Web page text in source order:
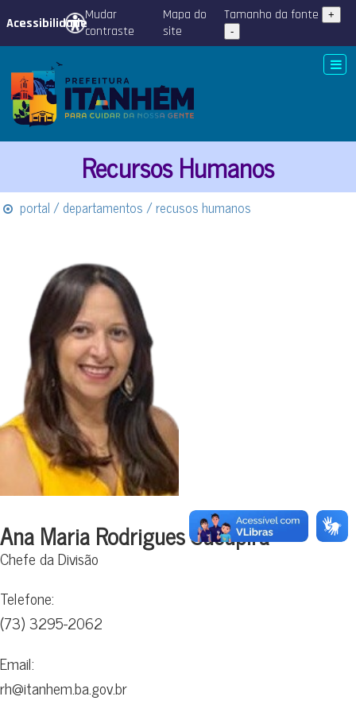
AcessibilidadeMudar
contraste
Mapa do
site
Tamanho da fonte
+
-
Recursos Humanos
portal / departamentos / recusos humanos
Ana Maria Rodrigues Sucupira
Chefe da Divisão
Telefone:
(73) 3295-2062
Email:
rh@itanhem.ba.gov.br